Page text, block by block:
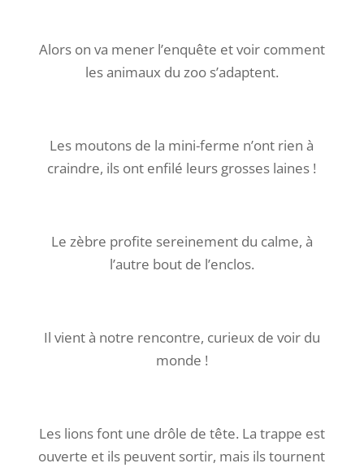
Alors on va mener l’enquête et voir comment
les animaux du zoo s’adaptent.
Les moutons de la mini-ferme n’ont rien à
craindre, ils ont enfilé leurs grosses laines !
Le zèbre profite sereinement du calme, à
l’autre bout de l’enclos.
Il vient à notre rencontre, curieux de voir du
monde !
Les lions font une drôle de tête. La trappe est
ouverte et ils peuvent sortir, mais ils tournent